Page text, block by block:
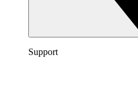
Support